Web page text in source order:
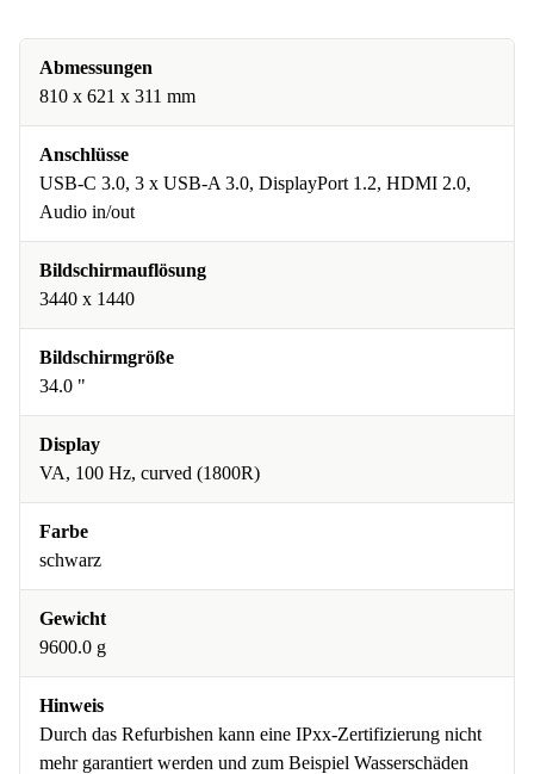
Abmessungen
810 x 621 x 311 mm
Anschlüsse
USB-C 3.0, 3 x USB-A 3.0, DisplayPort 1.2, HDMI 2.0,
Audio in/out
Bildschirmauflösung
3440 x 1440
Bildschirmgröße
34.0 "
Display
VA, 100 Hz, curved (1800R)
Farbe
schwarz
Gewicht
9600.0 g
Hinweis
Durch das Refurbishen kann eine IPxx-Zertifizierung nicht
mehr garantiert werden und zum Beispiel Wasserschäden